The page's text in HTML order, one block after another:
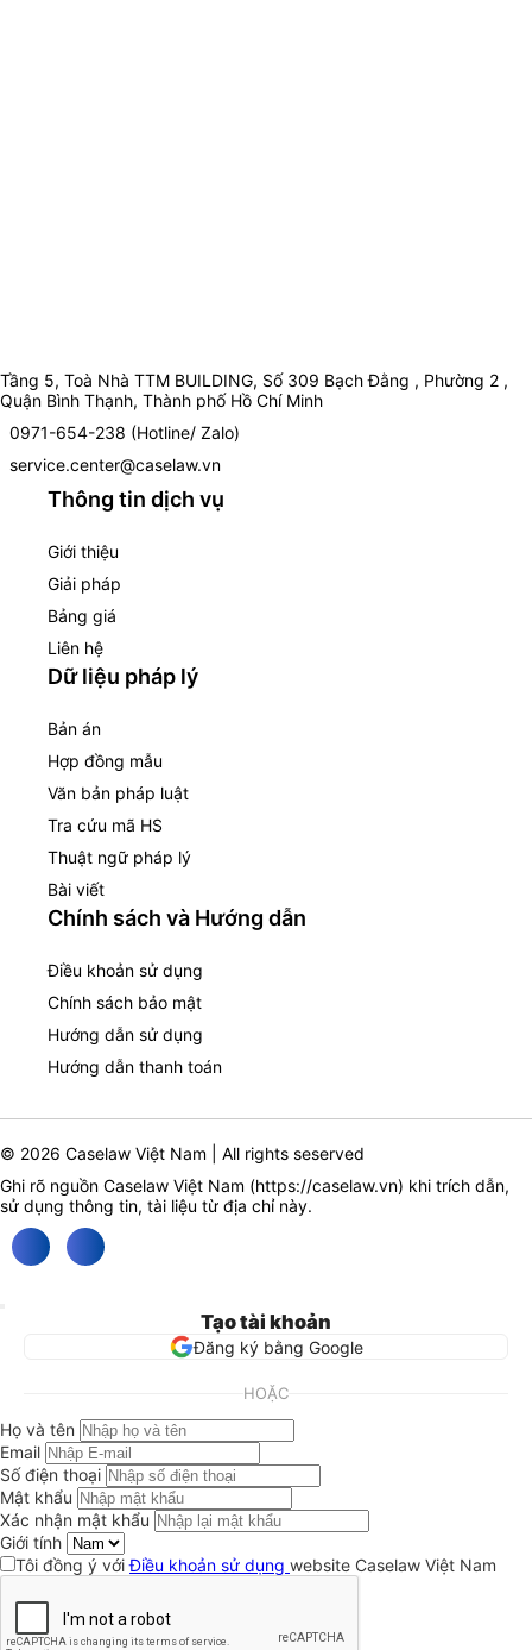
Tầng 5, Toà Nhà TTM BUILDING, Số 309 Bạch Đằng , Phường 2 ,
Quận Bình Thạnh, Thành phố Hồ Chí Minh
0971-654-238 (Hotline/ Zalo)
service.center@caselaw.vn
Thông tin dịch vụ
Giới thiệu
Giải pháp
Bảng giá
Liên hệ
Dữ liệu pháp lý
Bản án
Hợp đồng mẫu
Văn bản pháp luật
Tra cứu mã HS
Thuật ngữ pháp lý
Bài viết
Chính sách và Hướng dẫn
Điều khoản sử dụng
Chính sách bảo mật
Hướng dẫn sử dụng
Hướng dẫn thanh toán
© 2026 Caselaw Việt Nam | All rights seserved
Ghi rõ nguồn Caselaw Việt Nam (https://caselaw.vn) khi trích dẫn,
sử dụng thông tin, tài liệu từ địa chỉ này.
Tạo tài khoản
Đăng ký bằng Google
HOẶC
Họ và tên
Email
Số điện thoại
Mật khẩu
Xác nhận mật khẩu
Giới tính
Tôi đồng ý vớiĐiều khoản sử dụng website Caselaw Việt Nam